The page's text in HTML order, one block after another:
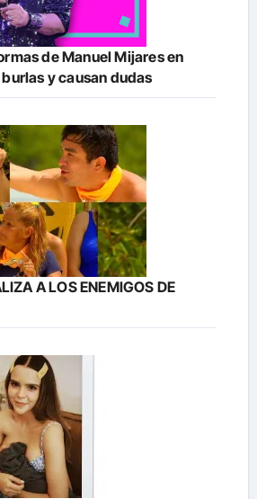
de Manuel Mijares en
y causan dudas
A LOS ENEMIGOS DE